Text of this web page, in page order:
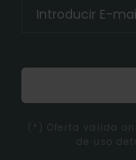
(*) Oferta valida
de uso